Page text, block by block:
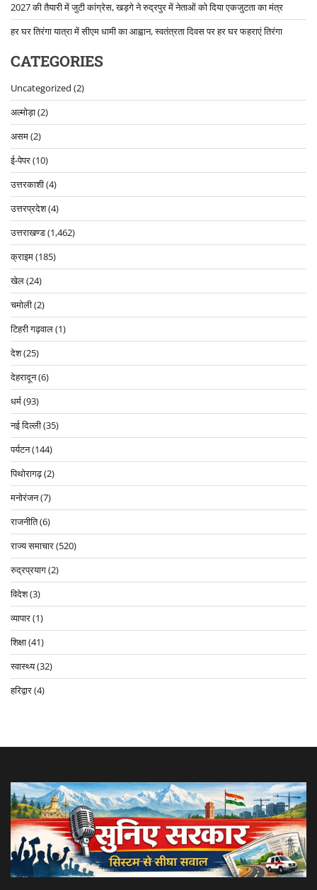
2027 की तैयारी में जुटी कांग्रेस, खड़गे ने रुद्रपुर में नेताओं को दिया एकजुटता का मंत्र
हर घर तिरंगा यात्रा में सीएम धामी का आह्वान, स्वतंत्रता दिवस पर हर घर फहराएं तिरंगा
CATEGORIES
Uncategorized (2)
अल्मोड़ा(2)
असम(2)
ई-पेपर(10)
उत्तरकाशी(4)
उत्तरप्रदेश(4)
उत्तराखण्ड(1,462)
क्राइम(185)
खेल(24)
चमोली(2)
टिहरी गढ़वाल(1)
देश(25)
देहरादून(6)
धर्म(93)
नई दिल्ली(35)
पर्यटन(144)
पिथोरागढ़(2)
मनोरंजन(7)
राजनीति(6)
राज्य समाचार(520)
रुद्रप्रयाग(2)
विदेश(3)
व्यापार(1)
शिक्षा(41)
स्वास्थ्य(32)
हरिद्वार(4)